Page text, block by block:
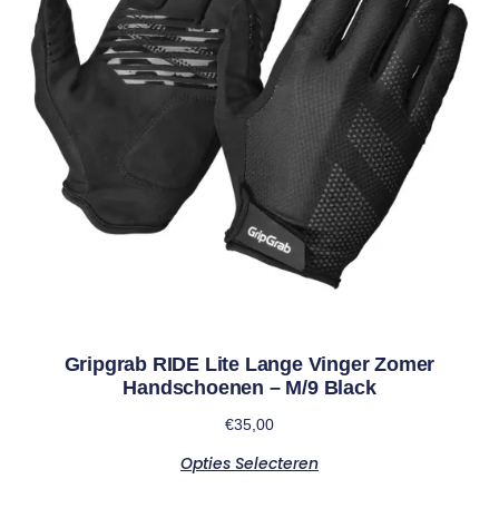
Gripgrab RIDE Lite Lange Vinger Zomer
Handschoenen – M/9 Black
€35,00
Opties Selecteren